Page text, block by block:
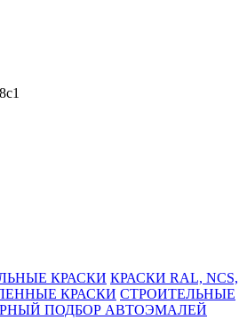
КРАСКИ КРАСКИ RAL, NCS,
КРАСКИ СТРОИТЕЛЬНЫЕ
ПОДБОР АВТОЭМАЛЕЙ